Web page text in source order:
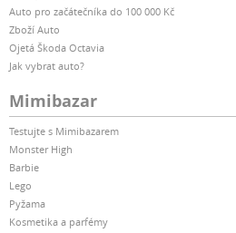
Auto pro začátečníka do 100 000 Kč
Zboží Auto
Ojetá Škoda Octavia
Jak vybrat auto?
Mimibazar
Testujte s Mimibazarem
Monster High
Barbie
Lego
Pyžama
Kosmetika a parfémy